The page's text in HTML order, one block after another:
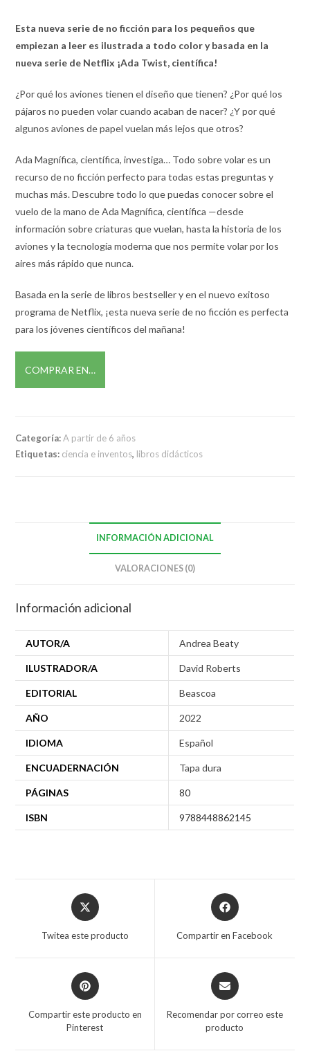
Esta nueva serie de no ficción para los pequeños que
empiezan a leer es ilustrada a todo color y basada en la
nueva serie de Netflix ¡Ada Twist, científica!
¿Por qué los aviones tienen el diseño que tienen? ¿Por qué los
pájaros no pueden volar cuando acaban de nacer? ¿Y por qué
algunos aviones de papel vuelan más lejos que otros?
Ada Magnífica, científica, investiga… Todo sobre volar es un
recurso de no ficción perfecto para todas estas preguntas y
muchas más. Descubre todo lo que puedas conocer sobre el
vuelo de la mano de Ada Magnífica, científica —desde
información sobre criaturas que vuelan, hasta la historia de los
aviones y la tecnología moderna que nos permite volar por los
aires más rápido que nunca.
Basada en la serie de libros bestseller y en el nuevo exitoso
programa de Netflix, ¡esta nueva serie de no ficción es perfecta
para los jóvenes científicos del mañana!
COMPRAR EN…
Categoría:A partir de 6 años
Etiquetas: ciencia e inventos, libros didácticos
INFORMACIÓN ADICIONAL
VALORACIONES (0)
Información adicional
AUTOR/A Andrea Beaty
ILUSTRADOR/A David Roberts
EDITORIAL Beascoa
AÑO 2022
IDIOMA Español
ENCUADERNACIÓN Tapa dura
PÁGINAS 80
ISBN 9788448862145
Twitea este producto Compartir en Facebook
Compartir este producto en
Pinterest
Recomendar por correo este
producto